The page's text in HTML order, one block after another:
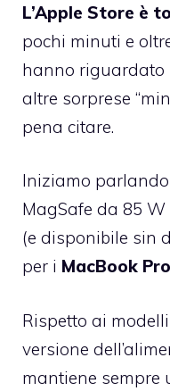
L’Apple Store è
pochi minuti e
hanno riguardato
altre sorprese
pena citare.
Iniziamo
MagSafe da 85 W
(e disponibile sin
per i MacBook Pro
Rispetto ai
versione
mantiene sempre